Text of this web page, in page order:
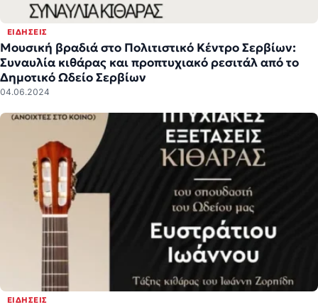
ΕΙΔΉΣΕΙΣ
Μουσική βραδιά στο Πολιτιστικό Κέντρο Σερβίων:
Συναυλία κιθάρας και προπτυχιακό ρεσιτάλ από το
Δημοτικό Ωδείο Σερβίων
04.06.2024
ΕΙΔΉΣΕΙΣ